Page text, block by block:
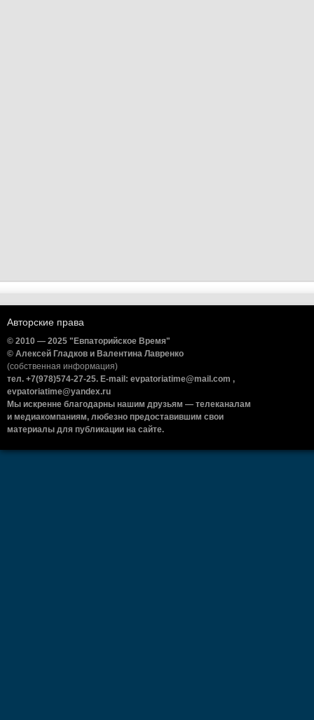
Авторские права
© 2010 — 2025 "Евпаторийское Время"
© Алексей Гладков и Валентина Лавренко
(собственная информация)
тел. +7(978)574-27-25. E-mail: evpatoriatime@mail.com ,
evpatoriatime@yandex.ru
Мы искренне благодарны нашим друзьям — телеканалам
и медиакомпаниям, любезно предоставившим свои
материалы для публикации на сайте.